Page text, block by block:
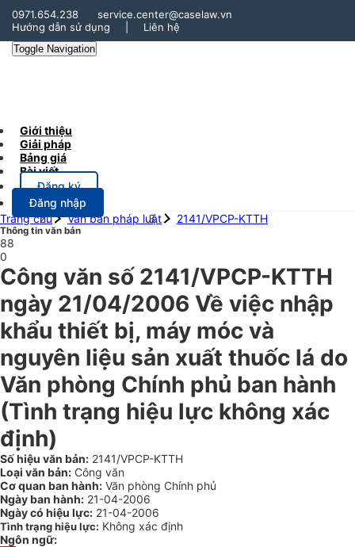
0971.654.238
service.center@caselaw.vn
Hướng dẫn sử dụng
Liên hệ
Toggle Navigation
Giới thiệu
Giải pháp
Bảng giá
Bài viết
Đăng ký
Đăng nhập
Trang chủ
Văn bản pháp luật 2141/VPCP-KTTH
Thông tin văn bản
88
0
Công văn số 2141/VPCP-KTTH
ngày 21/04/2006 Về việc nhập
khẩu thiết bị, máy móc và
nguyên liệu sản xuất thuốc lá do
Văn phòng Chính phủ ban hành
(Tình trạng hiệu lực không xác
định)
Số hiệu văn bản: 2141/VPCP-KTTH
Loại văn bản: Công văn
Cơ quan ban hành: Văn phòng Chính phủ
Ngày ban hành: 21-04-2006
Ngày có hiệu lực: 21-04-2006
Tình trạng hiệu lực: Không xác định
Ngôn ngữ: